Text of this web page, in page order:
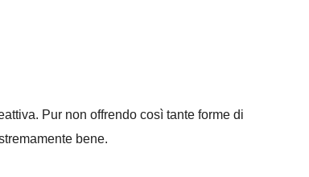
Pur non offrendo così tante forme di
bene.